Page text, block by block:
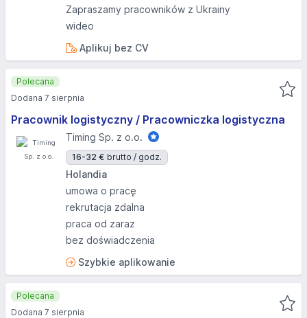
Zapraszamy pracowników z Ukrainy
wideo
Aplikuj bez CV
Pracownik logistyczny / Pracowniczka logistyczna
Timing Sp. z o.o.
16-32 € brutto / godz.
Holandia
umowa o pracę
rekrutacja zdalna
praca od zaraz
bez doświadczenia
Szybkie aplikowanie
Polecana
Dodana 7 sierpnia
Polecana
Dodana 7 sierpnia